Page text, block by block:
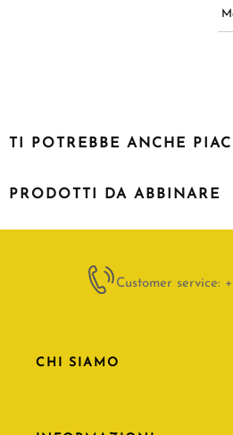
TI POTREBBE ANCHE
PRODOTTI DA ABBINARE
Customer service:
CHI SIAMO